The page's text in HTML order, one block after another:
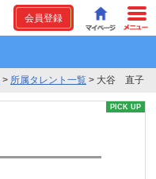
会員登録
> 所属タレント一覧 > 大谷 直子
PICK UP